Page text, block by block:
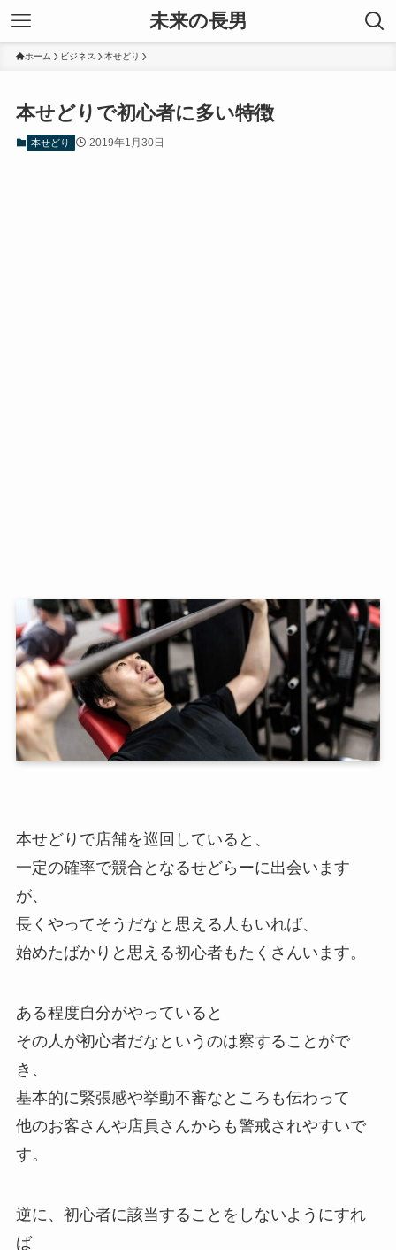
未来の長男
ホーム ビジネス 本せどり
本せどりで初心者に多い特徴
本せどり 2019年1月30日
本せどりで店舗を巡回していると、
一定の確率で競合となるせどらーに出会います
が、
長くやってそうだなと思える人もいれば、
始めたばかりと思える初心者もたくさんいます。
ある程度自分がやっていると
その人が初心者だなというのは察することがで
き、
基本的に緊張感や挙動不審なところも伝わって
他のお客さんや店員さんからも警戒されやすいで
す。
逆に、初心者に該当することをしないようにすれ
ば